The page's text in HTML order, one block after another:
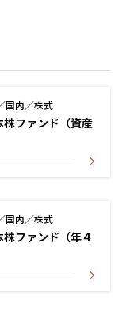
国内／株式
株ファンド（資産
国内／株式
株ファンド（年４